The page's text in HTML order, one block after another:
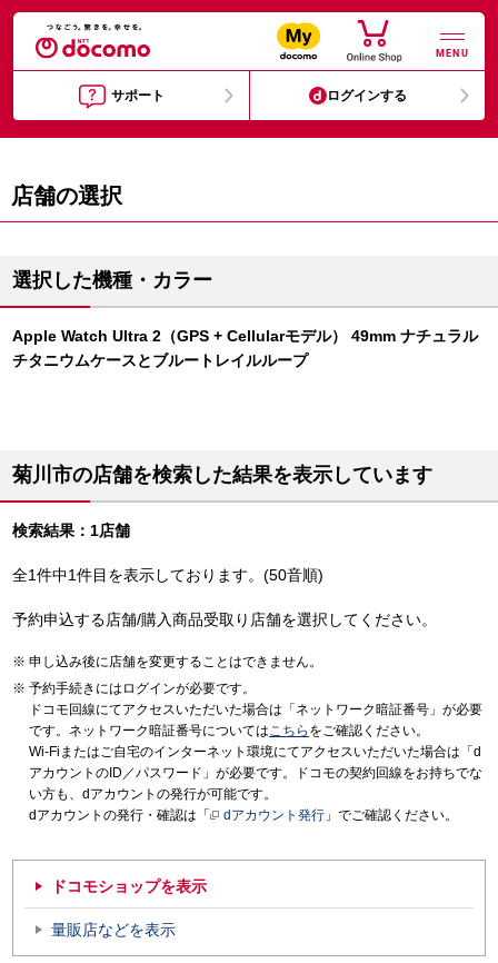
MENU
サポート ログインする
店舗の選択
選択した機種・カラー
Apple Watch Ultra 2（GPS + Cellularモデル） 49mm ナチュラル
チタニウムケースとブルートレイルループ
菊川市の店舗を検索した結果を表示しています
検索結果：1店舗
全1件中1件目を表示しております。(50音順)
予約申込する店舗/購入商品受取り店舗を選択してください。
申し込み後に店舗を変更することはできません。
予約手続きにはログインが必要です。
ドコモ回線にてアクセスいただいた場合は「ネットワーク暗証番号」が必要
です。ネットワーク暗証番号についてはこちら をご確認ください。
Wi-Fiまたはご自宅のインターネット環境にてアクセスいただいた場合は「d
アカウントのID／パスワード」が必要です。ドコモの契約回線をお持ちでな
い方も、dアカウントの発行が可能です。
dアカウントの発行・確認は「
dアカウント発行 」でご確認ください。
ドコモショップを表示
量販店などを表示